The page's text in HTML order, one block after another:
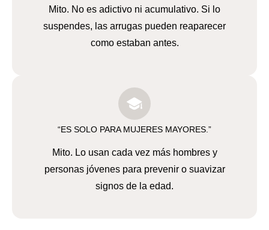
Mito. No es adictivo ni acumulativo. Si lo
suspendes, las arrugas pueden reaparecer
como estaban antes.
“ES SOLO PARA MUJERES MAYORES.”
Mito. Lo usan cada vez más hombres y
personas jóvenes para prevenir o suavizar
signos de la edad.